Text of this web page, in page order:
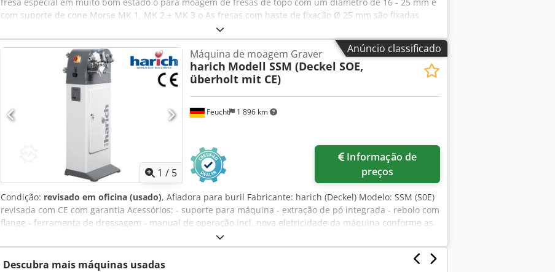
com suporte de cone Morse MK 1, MK 2 + MK 3 o As fresas com haste de fixação Ø 25 mm são fixadas
diretamente o Furo passante máx. 25 mm Preço: 950,00 € líquidos - Como novas pinças para suporte de
fresa especial: - 1 conjunto de pinças para porta-fresas especial, diâmetro interior Ø 16, 18 e 20 mm,
preço: 129,00 €/peça líquida - 1 conjunto de pinças para suporte de fresa especial, quadrado interno □ 8,
10 + 12 mm, preço: 145,00 € / peça líquida - 1 conjunto de suporte cónico Morse MK 1, MK 2 + MK 3,
preço: 245,00 €/cada. Crjdpfx Asctyh Uoh Sef - Disco de moagem de copo Ø 80 mm como novo, preço:
40,00 € / pc. net - 1 porca serrilhada nova, para pinças de fixação com rosca de serra S 20 x 2, preço: 99,00
€ + 12,80 € portes de envio líquidos todos os preços acima são líquidos mais IVA. Siegfried Volz Máquinas-
Ferramentas Rüschebrinkstr. 151-153 DE - 44143 Dortmund - Wambel
Anúncio classificado
1 / 5
Feucht 1 896 km
Máquina de moagem Graver
harich Modell SSM (Deckel SOE,
überholt mit CE)
preços
Condição: revisado em oficina (usado), Afiadora para buril Fabricante: harich (Deckel) Modelo: SSM (S0E)
revisada com CE com garantia Acessórios: - suporte para máquina - extração de pó integrada - rebolo com
flange - ferramenta de dressagem - manual de operação incl. nova eletricidade da máquina conforme as
normas de segurança atuais incl. novo diagrama elétrico Cedpfsx A U Rgjx Ah Sjrf incl. documentação CE
incl. rotulagem CE incl. declaração de conformidade CE
Descubra mais máquinas usadas